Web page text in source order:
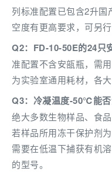
列标准配置已包含2升
空度有更高要求，可另
Q2：FD-10-50E的24只
准配置不含安瓿瓶，需
为实验室通用耗材，各
Q3：冷凝温度-50℃能否
绝大多数生物样品、食
若样品所用冻干保护剂
需要在低温下捕获有机
的型号。